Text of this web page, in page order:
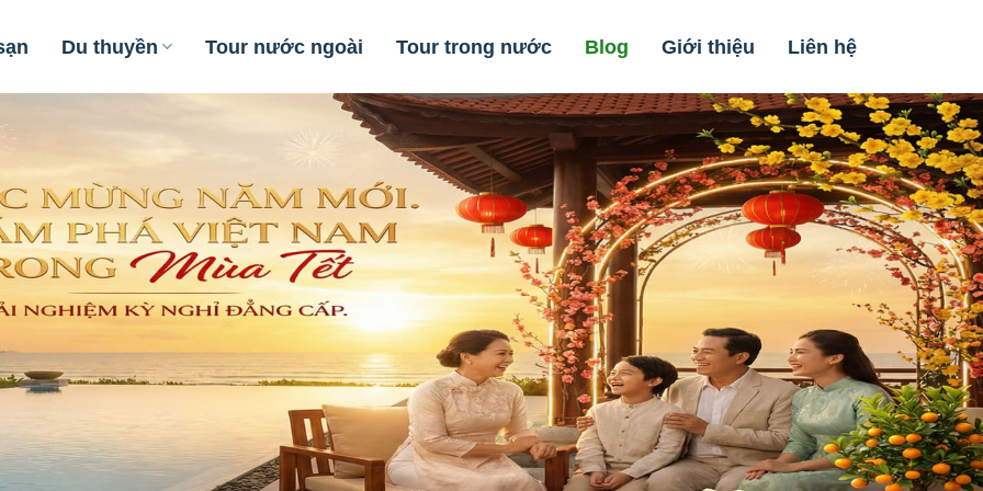
Du thuyền Tour nước ngoài Tour trong nước Blog Giới thiệu Liên hệ